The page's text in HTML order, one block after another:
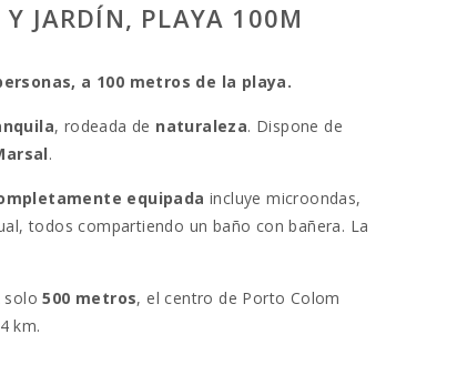
JARDÍN, PLAYA 100M
a 100 metros de la playa.
, rodeada de naturaleza. Dispone de
.
equipada incluye microondas,
todos compartiendo un baño con bañera. La
solo500 metros, el centro de Porto Colom
km.